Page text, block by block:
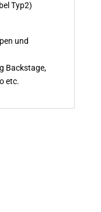
Typ2)
und
Backstage,
etc.